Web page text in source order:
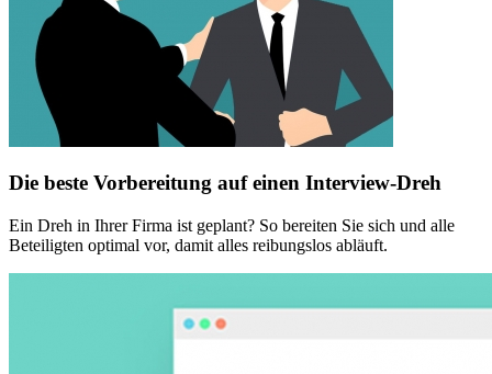
Die beste Vorbereitung auf einen Interview-Dreh
Ein Dreh in Ihrer Firma ist geplant? So bereiten Sie sich und alle
Beteiligten optimal vor, damit alles reibungslos abläuft.